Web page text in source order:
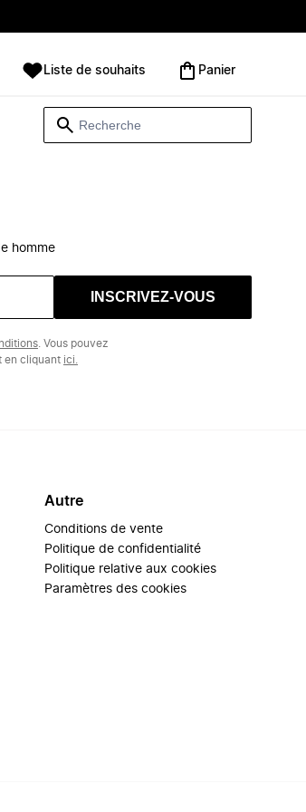
Liste de souhaits Panier
homme
INSCRIVEZ-VOUS
. Vous pouvez
en cliquant ici.
Autre
Conditions de vente
Politique de confidentialité
Politique relative aux cookies
Paramètres des cookies